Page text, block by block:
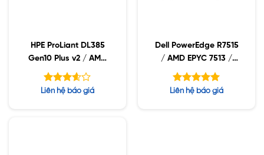
HPE ProLiant DL385
Gen10 Plus v2 / AMD
EPYC 7513 / 32GB-
RDIMMs / 8SFF /
800W PS / P39123-B21
Được
Liên hệ báo giá
Dell PowerEdge R7515
/ AMD EPYC 7513 /
16GB RDIMM /
2x480GB SSD / PW
750W
Được xếp
Liên hệ báo giá